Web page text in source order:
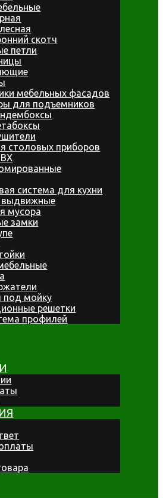
скотч
петли
мебельных фасадов
для подъемников
столовых приборов
система для кухни
мусора
замки
мойку
решетки
профилей